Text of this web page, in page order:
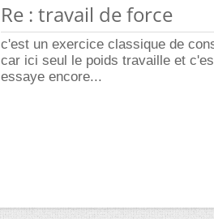
Re : travail de force
c'est un exercice classique de
car ici seul le poids travaille et
essaye encore...